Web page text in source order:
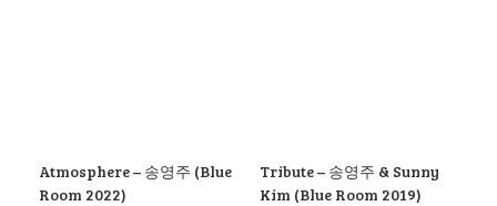
Atmosphere – 송영주 (Blue
Room 2022)
Tribute – 송영주 & Sunny
Kim (Blue Room 2019)